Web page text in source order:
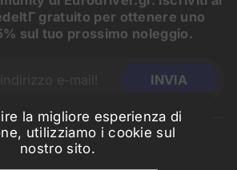
la migliore esperienza di
utilizziamo i cookie sul
nostro sito.
gratuito per ottenere uno
sul tuo prossimo noleggio.
CONTATTACI